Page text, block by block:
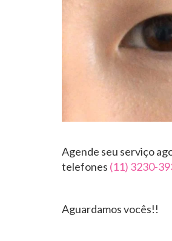
Agende seu serviço
telefones (11) 3230-
Aguardamos vocês!!